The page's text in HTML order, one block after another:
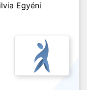
Egyéni